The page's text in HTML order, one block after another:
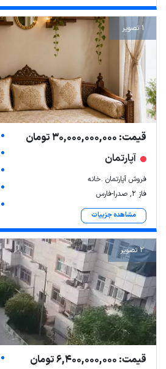
1 تصویر
قیمت: 30,000,000,000 تومان
آپارتمان
فروش آپارتمان .خانه
فاز ۲, صدرا-فارس
مشاهده جزییات
2 تصویر
قیمت: 6,400,000,000 تومان